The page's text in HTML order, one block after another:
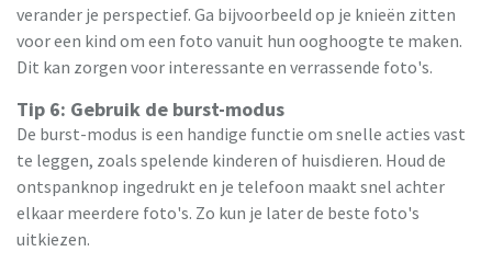
verander je perspectief. Ga bijvoorbeeld op je knieën zitten
voor een kind om een foto vanuit hun ooghoogte te maken.
Dit kan zorgen voor interessante en verrassende foto's.
Tip 6: Gebruik de burst-modus
De burst-modus is een handige functie om snelle acties vast
te leggen, zoals spelende kinderen of huisdieren. Houd de
ontspanknop ingedrukt en je telefoon maakt snel achter
elkaar meerdere foto's. Zo kun je later de beste foto's
uitkiezen.